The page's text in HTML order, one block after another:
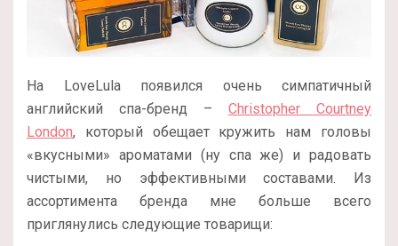
На LoveLula появился очень симпатичный
английский спа-бренд – Christopher Courtney
London, который обещает кружить нам головы
«вкусными» ароматами (ну спа же) и радовать
чистыми, но эффективными составами. Из
ассортимента бренда мне больше всего
приглянулись следующие товарищи: